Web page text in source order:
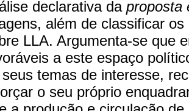
declarativa da proposta
além de classificar
LLA. Argumenta-se que
a este espaço
temas de interesse,
o seu próprio